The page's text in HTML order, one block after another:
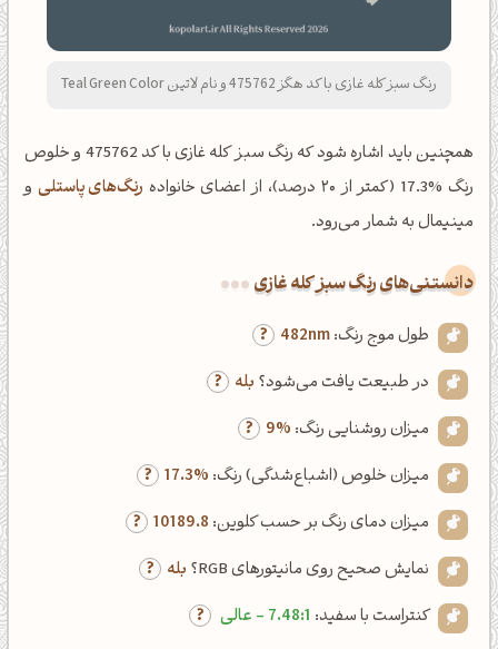
رنگ سبز کله غازی با کد هگز 475762 و نام لاتین Teal Green Color
همچنین باید اشاره شود که رنگ سبز کله غازی با کد 475762 و خلوص
رنگ %17.3 (کمتر از ۲۰ درصد)، از اعضای خانواده
رنگ‌های پاستلی و
مینیمال به شمار می‌رود.
دانستنی‌های رنگ سبز کله غازی
طول موج رنگ:482nm
در طبیعت یافت می‌شود؟ بله
میزان روشنایی رنگ: 9%
میزان خلوص (اشباع‌شدگی) رنگ: 17.3%
میزان دمای رنگ بر حسب کلوین: 10189.8
نمایش صحیح روی مانیتورهای RGB؟
بله
کنتراست با سفید: 7.48:1 - عالی